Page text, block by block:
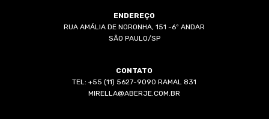
ENDEREÇO
RUA AMÁLIA DE NORONHA, 151 -6º ANDAR
SÃO PAULO/SP
CONTATO
TEL: +55 (11) 5627-9090 RAMAL 831
MIRELLA@ABERJE.COM.BR